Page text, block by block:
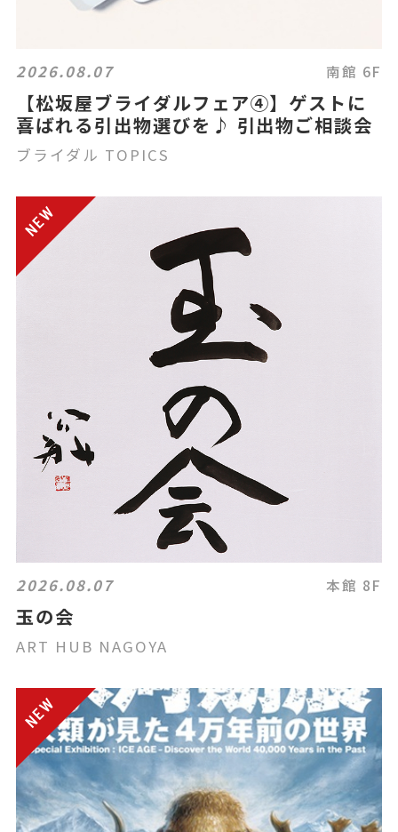
2026.08.07 南館 6F
【松坂屋ブライダルフェア④】ゲストに
喜ばれる引出物選びを♪ 引出物ご相談会
ブライダル TOPICS
2026.08.07 本館 8F
玉の会
ART HUB NAGOYA